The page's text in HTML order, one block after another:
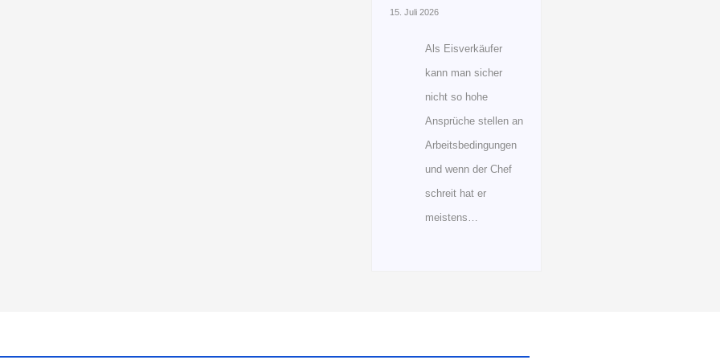
15. Juli 2026
Als Eisverkäufer
kann man sicher
nicht so hohe
Ansprüche stellen an
Arbeitsbedingungen
und wenn der Chef
schreit hat er
meistens…